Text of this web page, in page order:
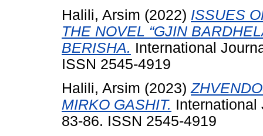
Halili, Arsim (2022) ISSUES
THE NOVEL “GJIN
BERISHA. International
ISSN 2545-4919
Halili, Arsim (2023)
MIRKO GASHIT. International
83-86. ISSN 2545-4919